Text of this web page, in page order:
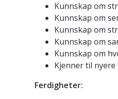
Kunnskap om
Kunnskap om
Kunnskap om
Kunnskap om
Kunnskap om
Kjenner til
Ferdigheter: